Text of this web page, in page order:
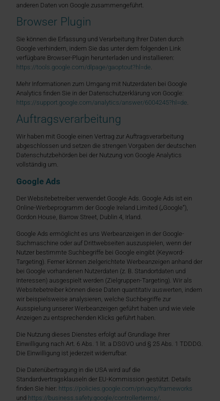
anderen Daten von Google zusammengeführt.
Browser Plugin
Sie können die Erfassung und Verarbeitung Ihrer Daten durch
Google verhindern, indem Sie das unter dem folgenden Link
verfügbare Browser-Plugin herunterladen und installieren:
https://tools.google.com/dlpage/gaoptout?hl=de
Mehr Informationen zum Umgang mit Nutzerdaten bei Google
Analytics finden Sie in der Datenschutzerklärung von Google:
https://support.google.com/analytics/answer/6004245?hl=de
Auftragsverarbeitung
Wir haben mit Google einen Vertrag zur Auftragsverarbeitung
abgeschlossen und setzen die strengen Vorgaben der deutschen
Datenschutzbehörden bei der Nutzung von Google Analytics
vollständig um.
Google Ads
Der Websitebetreiber verwendet Google Ads. Google Ads ist ein
Online-Werbeprogramm der Google Ireland Limited („Google“),
Gordon House, Barrow Street, Dublin 4, Irland.
Google Ads ermöglicht es uns Werbeanzeigen in der Google-
Suchmaschine oder auf Drittwebseiten auszuspielen, wenn der
Nutzer bestimmte Suchbegriffe bei Google eingibt (Keyword-
Targeting). Ferner können zielgerichtete Werbeanzeigen anhand der
bei Google vorhandenen Nutzerdaten (z. B. Standortdaten und
Interessen) ausgespielt werden (Zielgruppen-Targeting). Wir als
Websitebetreiber können diese Daten quantitativ auswerten, indem
wir beispielsweise analysieren, welche Suchbegriffe zur
Ausspielung unserer Werbeanzeigen geführt haben und wie viele
Anzeigen zu entsprechenden Klicks geführt haben.
Die Nutzung dieses Dienstes erfolgt auf Grundlage Ihrer
Einwilligung nach Art. 6 Abs. 1 lit. a DSGVO und § 25 Abs. 1 TDDDG.
Die Einwilligung ist jederzeit widerrufbar.
Die Datenübertragung in die USA wird auf die
Standardvertragsklauseln der EU-Kommission gestützt. Details
finden Sie hier: https://policies.google.com/privacy/frameworks
und https://business.safety.google/controllerterms/